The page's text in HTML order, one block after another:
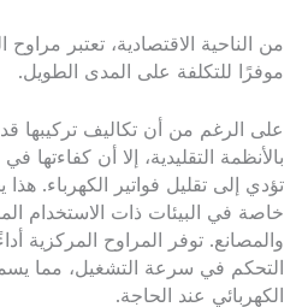
من الناحية الاقتصادية، تعتبر مراوح
موفرًا للتكلفة على المدى الطويل.
على الرغم من أن تكاليف تركيبها
بالأنظمة التقليدية، إلا أن كفاءتها
تؤدي إلى تقليل فواتير الكهرباء. هذا
خاصة في البيئات ذات الاستخدام
والمصانع. توفر المراوح المركزية
التحكم في سرعة التشغيل، مما
الكهربائي عند الحاجة.